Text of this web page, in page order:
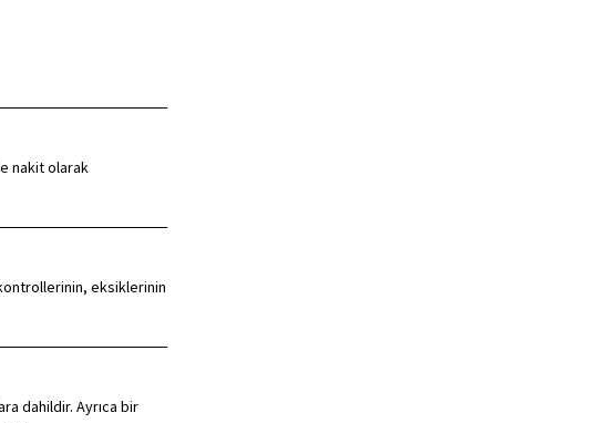
nakit olarak
kontrollerinin, eksiklerinin
dahildir. Ayrıca bir